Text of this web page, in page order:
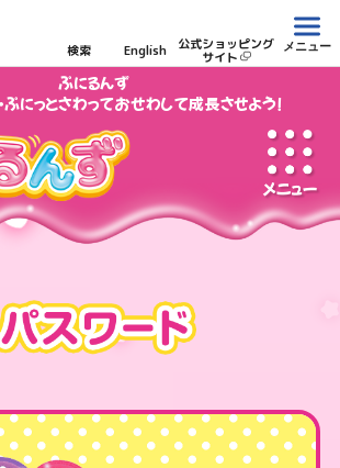
検索 English 公式ショッピング
サイト
メニュー
ぷにるんず
ぷにっとさわっておせわして成長させよう！